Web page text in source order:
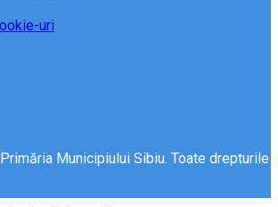
uri
Municipiului Sibiu. Toate drepturile